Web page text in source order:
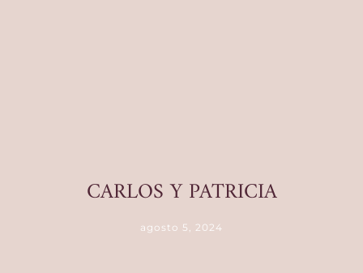
CARLOS Y PATRICIA
agosto 5, 2024